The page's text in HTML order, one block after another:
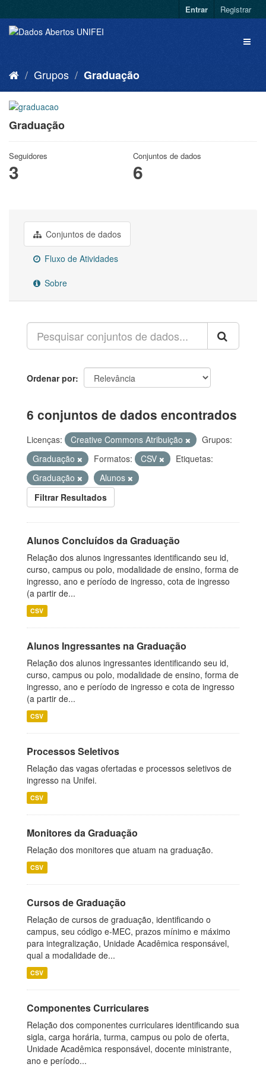
Entrar Registrar
Grupos Graduação
Graduação
Seguidores
3
Conjuntos de dados
6
Conjuntos de dados
Fluxo de Atividades
Sobre
Ordenar por
6 conjuntos de dados encontrados
Licenças: Creative Commons Atribuição
Grupos:
Graduação
Formatos: CSV
Etiquetas:
Graduação
Alunos
Filtrar Resultados
Alunos Concluídos da Graduação
Relação dos alunos ingressantes identificando seu id,
curso, campus ou polo, modalidade de ensino, forma de
ingresso, ano e período de ingresso, cota de ingresso
(a partir de...
CSV
Alunos Ingressantes na Graduação
Relação dos alunos ingressantes identificando seu id,
curso, campus ou polo, modalidade de ensino, forma de
ingresso, ano e período de ingresso e cota de ingresso
(a partir de...
CSV
Processos Seletivos
Relação das vagas ofertadas e processos seletivos de
ingresso na Unifei.
CSV
Monitores da Graduação
Relação dos monitores que atuam na graduação.
CSV
Cursos de Graduação
Relação de cursos de graduação, identificando o
campus, seu código e-MEC, prazos mínimo e máximo
para integralização, Unidade Acadêmica responsável,
qual a modalidade de...
CSV
Componentes Curriculares
Relação dos componentes curriculares identificando sua
sigla, carga horária, turma, campus ou polo de oferta,
Unidade Acadêmica responsável, docente ministrante,
ano e período...